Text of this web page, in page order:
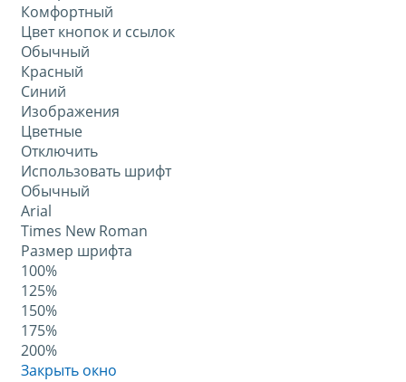
Комфортный
Цвет кнопок и ссылок
Обычный
Красный
Синий
Изображения
Цветные
Отключить
Использовать шрифт
Обычный
Arial
Times New Roman
Размер шрифта
100%
125%
150%
175%
200%
Закрыть окно